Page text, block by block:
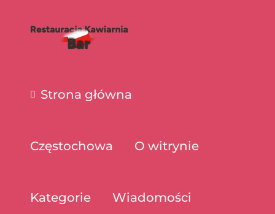
Strona główna
Częstochowa O witrynie
Kategorie Wiadomości